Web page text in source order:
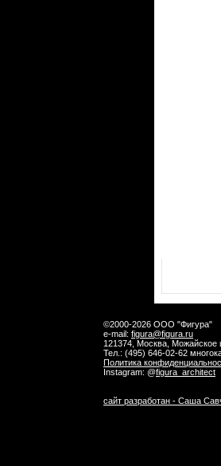
©2000-2026 ООО "Фигура"
e-mail: figura@figura.ru
121374, Москва, Можайское
Тел.: (495) 646-02-62
Политика
Instagram: @figura_architect
сайт разработан - Саша